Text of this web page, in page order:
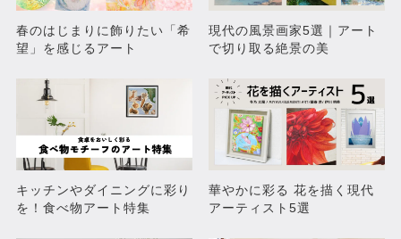
ペンギンーyellowー
売約済み 売約済み
春のはじまりに飾りたい「希
望」を感じるアート
現代の風景画家5選｜アート
で切り取る絶景の美
キッチンやダイニングに彩り
を！食べ物アート特集
華やかに彩る 花を描く現代
アーティスト5選